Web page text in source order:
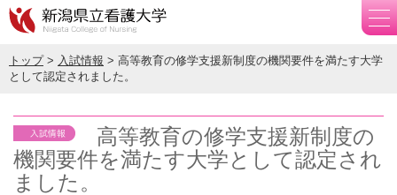
トップ > 入試情報 > 高等教育の修学支援新制度の機関要件を満たす大学
として認定されました。
高等教育の修学支援新制度の
機関要件を満たす大学として認定され
ました。